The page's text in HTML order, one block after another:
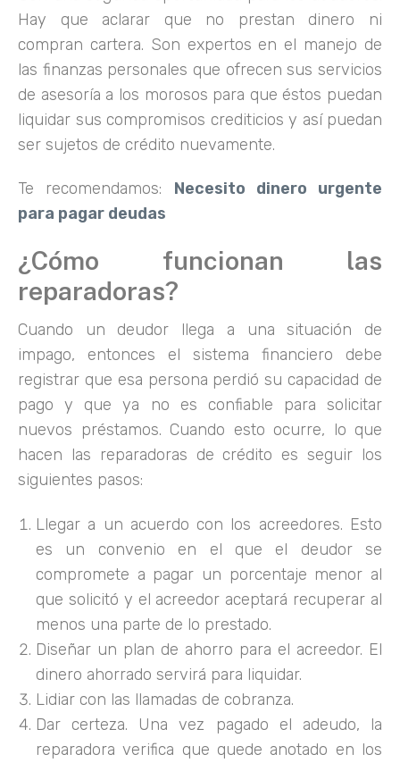
Hay que aclarar que no prestan dinero ni
compran cartera. Son expertos en el manejo de
las finanzas personales que ofrecen sus servicios
de asesoría a los morosos para que éstos puedan
liquidar sus compromisos crediticios y así puedan
ser sujetos de crédito nuevamente.
Te recomendamos: Necesito dinero urgente
para pagar deudas
¿Cómo funcionan las
reparadoras?
Cuando un deudor llega a una situación de
impago, entonces el sistema financiero debe
registrar que esa persona perdió su capacidad de
pago y que ya no es confiable para solicitar
nuevos préstamos. Cuando esto ocurre, lo que
hacen las reparadoras de crédito es seguir los
siguientes pasos:
Llegar a un acuerdo con los acreedores. Esto
es un convenio en el que el deudor se
compromete a pagar un porcentaje menor al
que solicitó y el acreedor aceptará recuperar al
menos una parte de lo prestado.
Diseñar un plan de ahorro para el acreedor. El
dinero ahorrado servirá para liquidar.
Lidiar con las llamadas de cobranza.
Dar certeza. Una vez pagado el adeudo, la
reparadora verifica que quede anotado en los